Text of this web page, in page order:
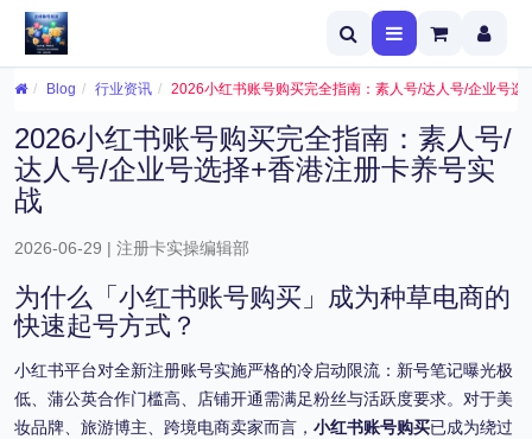
Blog 行业资讯 2026小红书账号购买完全指南：素人号/达人号/企业号选
2026小红书账号购买完全指南：素人号/
达人号/企业号选择+香港注册卡养号实
战
2026-06-29 | 注册卡实操编辑部
为什么「小红书账号购买」成为种草电商的
快速起号方式？
小红书平台对全新注册账号实施严格的冷启动限流：新号笔记曝光极
低、蒲公英合作门槛高、店铺开通需满足粉丝与活跃度要求。对于美
妆品牌、旅游博主、跨境电商卖家而言， 小红书账号购买已成为绕过